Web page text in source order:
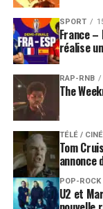
SPORT
France –
réalise
RAP-RNB
The
TÉLÉ /
Tom
annonce
POP-ROCK
U2 et